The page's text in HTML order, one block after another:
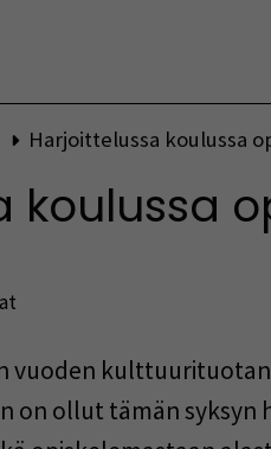
Harjoittelussa koulussa
koulussa
vuoden
on ollut tämän syksyn